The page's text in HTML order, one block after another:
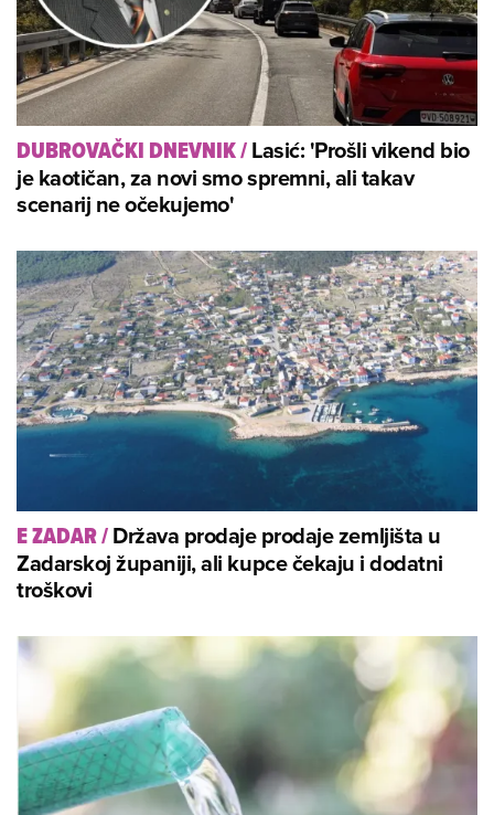
DUBROVAČKI DNEVNIK/Lasić: 'Prošli vikend bio
je kaotičan, za novi smo spremni, ali takav
scenarij ne očekujemo'
E ZADAR/Država prodaje prodaje zemljišta u
Zadarskoj županiji, ali kupce čekaju i dodatni
troškovi